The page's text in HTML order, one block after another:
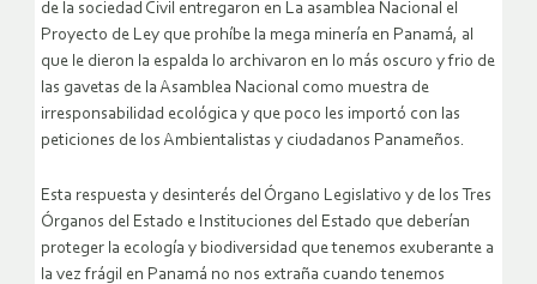
de la sociedad Civil entregaron en La asamblea Nacional el
Proyecto de Ley que prohíbe la mega minería en Panamá, al
que le dieron la espalda lo archivaron en lo más oscuro y frio de
las gavetas de la Asamblea Nacional como muestra de
irresponsabilidad ecológica y que poco les importó con las
peticiones de los Ambientalistas y ciudadanos Panameños.
Esta respuesta y desinterés del Órgano Legislativo y de los Tres
Órganos del Estado e Instituciones del Estado que deberían
proteger la ecología y biodiversidad que tenemos exuberante a
la vez frágil en Panamá no nos extraña cuando tenemos